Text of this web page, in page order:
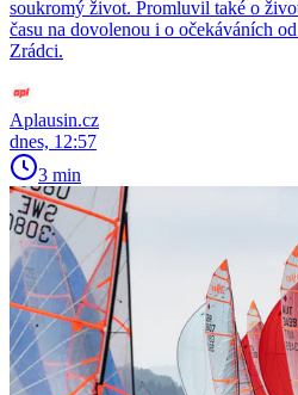
soukromý život. Promluvil také o
času na dovolenou i o očekáváních
Zrádci.
Aplausin.cz
dnes, 12:57
3 min